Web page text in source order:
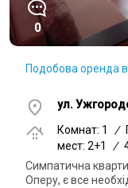
0
Подобова оренда
ул.
Комнат: 1
/
мест: 2+1
/
Симпатична
Оперу, є все